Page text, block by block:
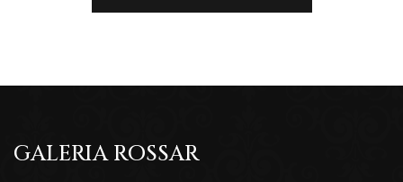
GALERIA ROSSAR